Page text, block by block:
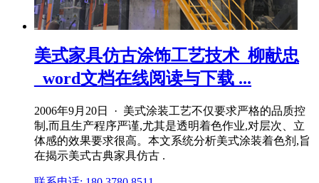
美式家具仿古涂饰工艺技术_柳献忠
_word文档在线阅读与下载 ...
2006年9月20日 · 美式涂装工艺不仅要求严格的品质控
制,而且生产程序严谨,尤其是透明着色作业,对层次、立
体感的效果要求很高。本文系统分析美式涂装着色剂,旨
在揭示美式古典家具仿古 .